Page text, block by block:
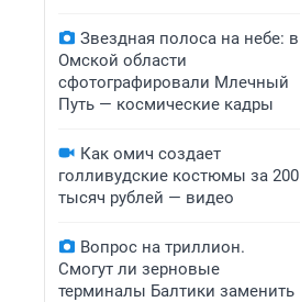
Звездная полоса на небе: в
Омской области
сфотографировали Млечный
Путь — космические кадры
Как омич создает
голливудские костюмы за 200
тысяч рублей — видео
Вопрос на триллион.
Смогут ли зерновые
терминалы Балтики заменить